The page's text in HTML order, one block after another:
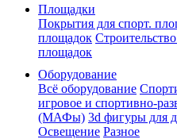
Площадки
Покрытия для спорт.
площадок
площадок
Оборудование
Всё оборудование
игровое и спортивно-
(МАФы) 3d фигуры для
Освещение Разное